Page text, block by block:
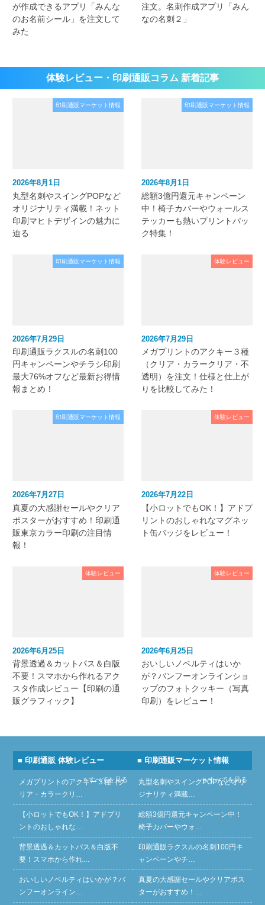
が作成できるアプリ「みんな
のお名前シール」を注文して
みた
注文。名刺作成アプリ「みん
なの名刺２」
体験レビュー・印刷通販コラム 新着記事
印刷通販マーケット情報
2026年8月1日
丸型名刺やスイングPOPなど
オリジナリティ満載！ネット
印刷マヒトデザインの魅力に
迫る
印刷通販マーケット情報
2026年8月1日
総額3億円還元キャンペーン
中！椅子カバーやウォールス
テッカーも熱いプリントパッ
ク特集！
印刷通販マーケット情報
2026年7月29日
印刷通販ラクスルの名刺100
円キャンペーンやチラシ印刷
最大76%オフなど最新お得情
報まとめ！
体験レビュー
2026年7月29日
メガプリントのアクキー３種
（クリア・カラークリア・不
透明）を注文！仕様と仕上が
りを比較してみた！
印刷通販マーケット情報
2026年7月27日
真夏の大感謝セールやクリア
ポスターがおすすめ！印刷通
販東京カラー印刷の注目情
報！
体験レビュー
2026年7月22日
【小ロットでもOK！】アドプ
リントのおしゃれなマグネッ
ト缶バッジをレビュー！
体験レビュー
2026年6月25日
背景透過＆カットパス＆白版
不要！スマホから作れるアク
スタ作成レビュー【印刷の通
販グラフィック】
体験レビュー
2026年6月25日
おいしいノベルティはいか
が？バンフーオンラインショ
ップのフォトクッキー（写真
印刷）をレビュー！
■ 印刷通販 体験レビュー
» すべてを見る
メガプリントのアクキー３種（ク
リア・カラークリ…
【小ロットでもOK！】アドプリ
ントのおしゃれな…
背景透過＆カットパス＆白版不
要！スマホから作れ…
おいしいノベルティはいかが？バ
ンフーオンライン…
■ 印刷通販マーケット情報
» すべてを見る
丸型名刺やスイングPOPなどオリ
ジナリティ満載…
総額3億円還元キャンペーン中！
椅子カバーやウォ…
印刷通販ラクスルの名刺100円キ
ャンペーンやチ…
真夏の大感謝セールやクリアポス
ターがおすすめ！…